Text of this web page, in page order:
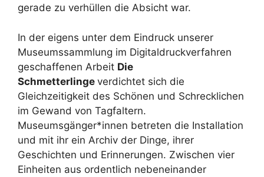
gerade zu verhüllen die Absicht war.
In der eigens unter dem Eindruck unserer
Museumssammlung im Digitaldruckverfahren
geschaffenen Arbeit Die
Schmetterlinge verdichtet sich die
Gleichzeitigkeit des Schönen und Schrecklichen
im Gewand von Tagfaltern.
Museumsgänger*innen betreten die Installation
und mit ihr ein Archiv der Dinge, ihrer
Geschichten und Erinnerungen. Zwischen vier
Einheiten aus ordentlich nebeneinander